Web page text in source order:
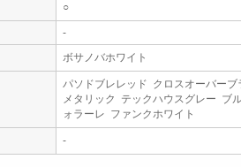
○
-
ボサノバホワイト
パソドブレレッド クロスオーバーブ
メタリック テックハウスグレー ブ
ォラーレ ファンクホワイト
-